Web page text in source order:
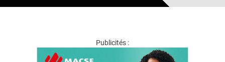
Publicités :